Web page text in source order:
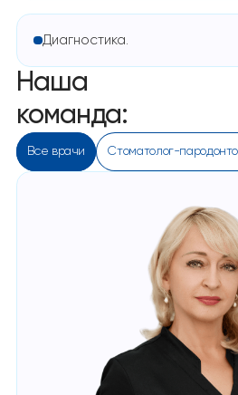
Диагностика.
Наша
команда:
Все врачи Стоматолог-